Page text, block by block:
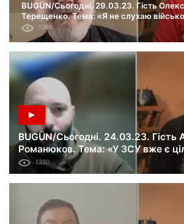
BUGÜN/Сьогодні. 29.03.23. Гість
Терещенко. Тема: «Я не слухаю
1069
BUGÜN/Сьогодні. 24.03.23. Гість
Романюков. Тема: «У ЗСУ вже є
дронів».
1330